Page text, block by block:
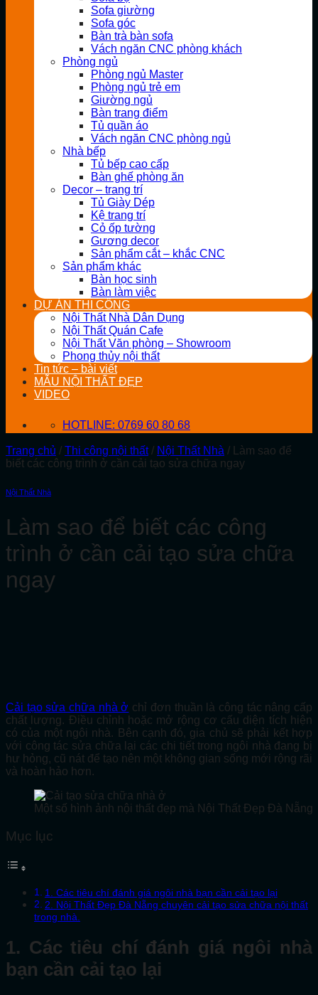
Sofa giường
Sofa góc
Bàn trà bàn sofa
Vách ngăn CNC phòng khách
Phòng ngủ
Phòng ngủ Master
Phòng ngủ trẻ em
Giường ngủ
Bàn trang điểm
Tủ quần áo
Vách ngăn CNC phòng ngủ
Nhà bếp
Tủ bếp cao cấp
Bàn ghế phòng ăn
Decor – trang trí
Tủ Giày Dép
Kệ trang trí
Cỏ ốp tường
Gương decor
Sản phẩm cắt – khắc CNC
Sản phẩm khác
Bàn học sinh
Bàn làm việc
DỰ ÁN THI CÔNG
Nội Thất Nhà Dân Dụng
Nội Thất Quán Cafe
Nội Thất Văn phòng – Showroom
Phong thủy nội thất
Tin tức – bài viết
MẪU NỘI THẤT ĐẸP
VIDEO
HOTLINE: 0769 60 80 68
Trang chủ / Thi công nội thất / Nội Thất Nhà / Làm sao để
biết các công trình ở cần cải tạo sửa chữa ngay
Nội Thất Nhà
Làm sao để biết các công
trình ở cần cải tạo sửa chữa
ngay
Cải tạo sửa chữa nhà ở chỉ đơn thuần là công tác nâng cấp
chất lượng. Điều chỉnh hoặc mở rộng cơ cấu diện tích hiện
có của một ngôi nhà. Bên cạnh đó, gia chủ sẽ phải kết hợp
với công tác sửa chữa lại các chi tiết trong ngôi nhà đang bị
hư hỏng, cũ nát để tạo nên một không gian sống mới rộng rãi
và hoàn hảo hơn.
Một số hình ảnh nội thất đẹp mà Nội Thất Đẹp Đà Nẵng
Mục lục
1. Các tiêu chí đánh giá ngôi nhà bạn cần cải tạo lại
2. Nội Thất Đẹp Đà Nẵng chuyên cải tạo sửa chữa nội thất
trong nhà.
1. Các tiêu chí đánh giá ngôi nhà
bạn cần cải tạo lại